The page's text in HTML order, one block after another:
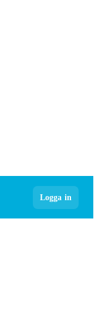
Logga in